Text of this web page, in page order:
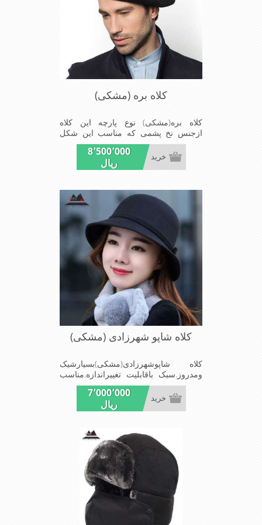
کلاه بره (مشکی)
کلاه بره(مشکی) نوع پارچه این کلاه
ازجنس نخ پشمی که مناسب این شکل
ازکلاه است شیک و مناسب افراد خوش
پوش جنس عالی,بافتی مناسب,سبکی,
خوش فرمی ازدیگر خصوصیات این کلاه
8٬500٬000
ریال
خرید
کلاه شاپو شهرزادی (مشکی)
کلاه شاپوشهرزادی(مشکی)بسیارشیک
ومدروز.سبک باقابلیت تغییراندازه.مناسب
میهمانی هاومجالس
7٬000٬000
ریال
خرید